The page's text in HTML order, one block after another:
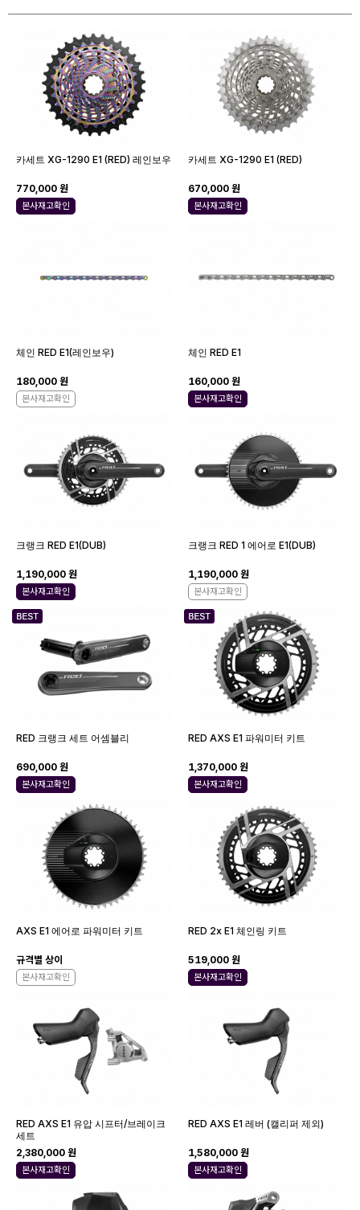
카세트 XG-1290 E1 (RED) 레인보우
770,000 원
본사재고확인
카세트 XG-1290 E1 (RED)
670,000 원
본사재고확인
체인 RED E1(레인보우)
180,000 원
본사재고확인
체인 RED E1
160,000 원
본사재고확인
크랭크 RED E1(DUB)
1,190,000 원
본사재고확인
크랭크 RED 1 에어로 E1(DUB)
1,190,000 원
본사재고확인
RED 크랭크 세트 어셈블리
690,000 원
본사재고확인
RED AXS E1 파워미터 키트
1,370,000 원
본사재고확인
AXS E1 에어로 파워미터 키트
규격별 상이
본사재고확인
RED 2x E1 체인링 키트
519,000 원
본사재고확인
RED AXS E1 유압 시프터/브레이크
세트
2,380,000 원
본사재고확인
RED AXS E1 레버 (캘리퍼 제외)
1,580,000 원
본사재고확인